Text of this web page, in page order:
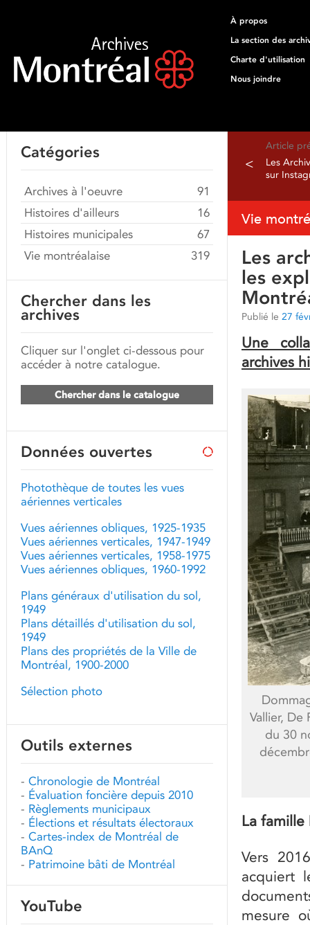
À propos
La section des
Charte d'utilisation
Nous joindre
Article
<
Les
sur
Vie
Les
les
Publié le 27
Une
archives
Vallier, De
du 30
La famille
Vers
acquiert
mesure
Catégories
Archives à l'oeuvre
91
Histoires d'ailleurs
16
Histoires municipales
67
Vie montréalaise
319
Chercher dans les
archives
Cliquer sur l'onglet ci-dessous pour
accéder à notre catalogue.
Chercher dans le catalogue
Données ouvertes
Photothèque de toutes les vues
aériennes verticales
Vues aériennes obliques, 1925-1935
Vues aériennes verticales, 1947-1949
Vues aériennes verticales, 1958-1975
Vues aériennes obliques, 1960-1992
Plans généraux d'utilisation du sol,
1949
Plans détaillés d'utilisation du sol,
1949
Plans des propriétés de la Ville de
Montréal, 1900-2000
Sélection photo
Outils externes
- Chronologie de Montréal
- Évaluation foncière depuis 2010
- Règlements municipaux
- Élections et résultats électoraux
- Cartes-index de Montréal de
BAnQ
- Patrimoine bâti de Montréal
YouTube